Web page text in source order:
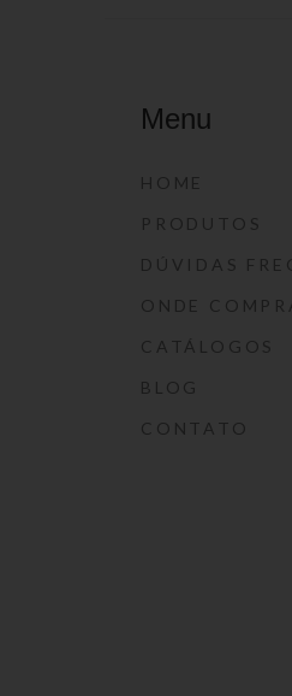
Menu
HOME
PRODUTOS
DÚVIDAS
ONDE
CATÁLOGOS
BLOG
CONTATO